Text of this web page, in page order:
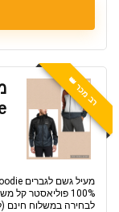
רב מכר 👑
100% פוליאסטר
לבחירה במשלוח חינם